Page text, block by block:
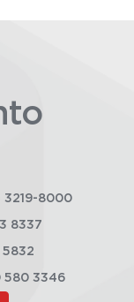
3219-8000
8337
580 3346